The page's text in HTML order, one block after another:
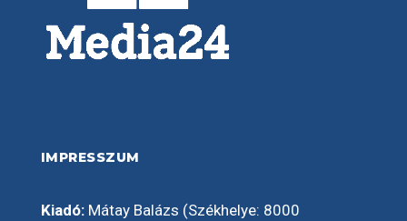
IMPRESSZUM
Kiadó:Mátay Balázs (Székhelye: 8000